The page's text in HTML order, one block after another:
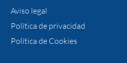
Aviso legal
Política de privacidad
Política de Cookies